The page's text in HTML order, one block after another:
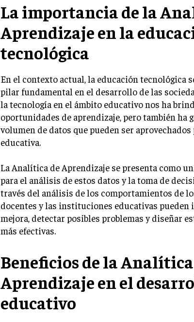
La importancia de la
Aprendizaje en la
tecnológica
En el contexto actual, la educación tecnológica
pilar fundamental en el desarrollo de las
la tecnología en el ámbito educativo nos ha
oportunidades de aprendizaje, pero también ha
volumen de datos que pueden ser
educativa.
La Analítica de Aprendizaje se presenta como
para el análisis de estos datos y la toma de
través del análisis de los comportamientos de
docentes y las instituciones educativas pueden
mejora, detectar posibles problemas y diseñar
más efectivas.
Beneficios de la
Aprendizaje en el
educativo